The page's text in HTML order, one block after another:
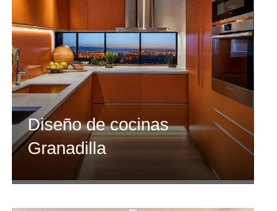
Diseño de cocinas
Granadilla